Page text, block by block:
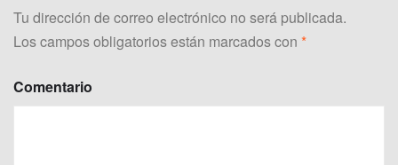
Tu dirección de correo electrónico no será publicada.
Los campos obligatorios están marcados con *
Comentario